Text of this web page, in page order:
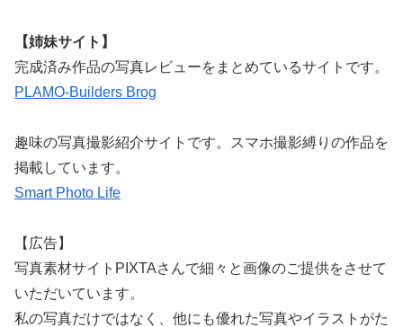
【姉妹サイト】
完成済み作品の写真レビューをまとめているサイトです。
PLAMO-Builders Brog
趣味の写真撮影紹介サイトです。スマホ撮影縛りの作品を
掲載しています。
Smart Photo Life
【広告】
写真素材サイトPIXTAさんで細々と画像のご提供をさせて
いただいています。
私の写真だけではなく、他にも優れた写真やイラストがた